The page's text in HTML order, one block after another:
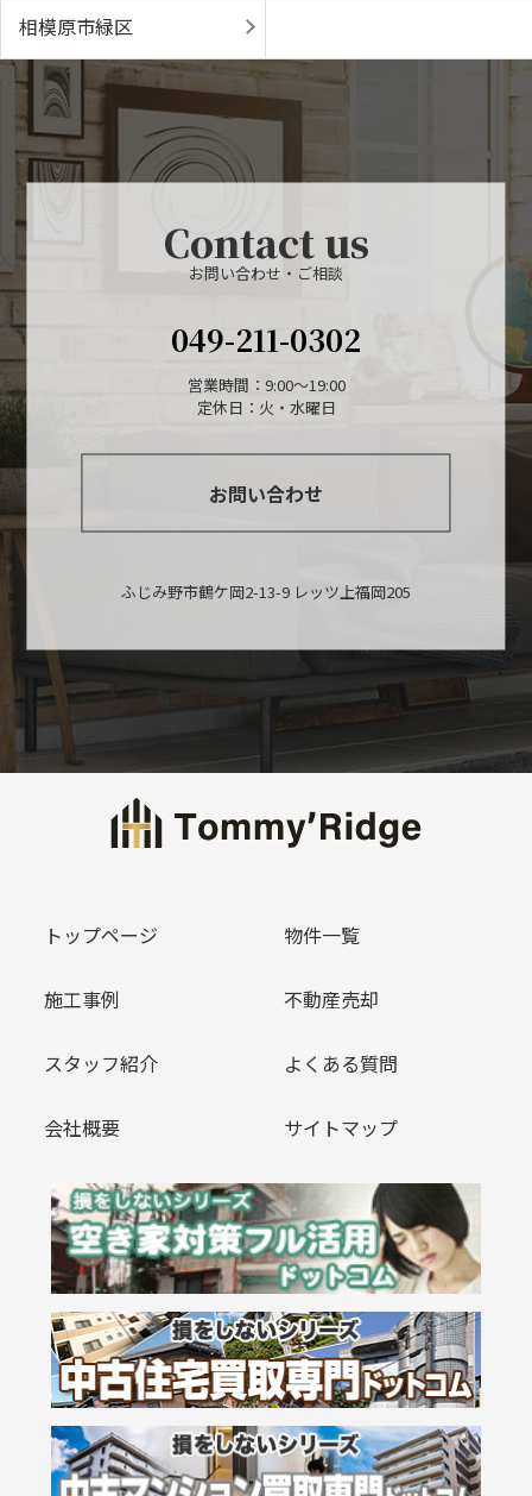
相模原市緑区
Contact us
お問い合わせ・ご相談
049-211-0302
営業時間：9:00〜19:00
定休日：火・水曜日
お問い合わせ
ふじみ野市鶴ケ岡2-13-9 レッツ上福岡205
トップページ 物件一覧
施工事例 不動産売却
スタッフ紹介 よくある質問
会社概要 サイトマップ